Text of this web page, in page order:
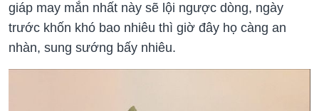
giáp may mắn nhất này sẽ lội ngược dòng, ngày
trước khốn khó bao nhiêu thì giờ đây họ càng an
nhàn, sung sướng bấy nhiêu.